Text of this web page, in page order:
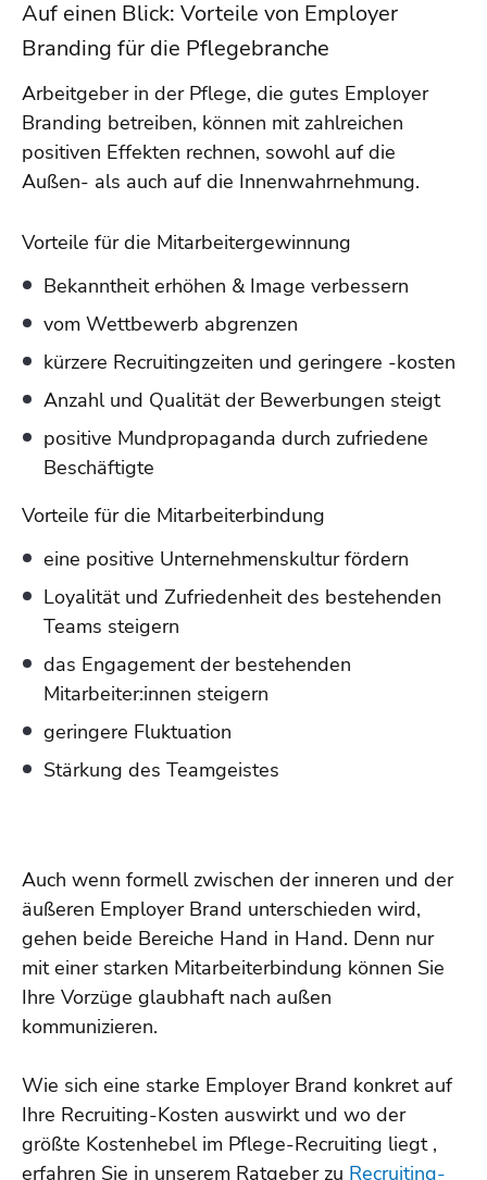
Auf einen Blick: Vorteile von Employer
Branding für die Pflegebranche
Arbeitgeber in der Pflege, die gutes Employer
Branding betreiben, können mit zahlreichen
positiven Effekten rechnen, sowohl auf die
Außen- als auch auf die Innenwahrnehmung.
Vorteile für die Mitarbeitergewinnung
Bekanntheit erhöhen & Image verbessern
vom Wettbewerb abgrenzen
kürzere Recruitingzeiten und geringere -kosten
Anzahl und Qualität der Bewerbungen steigt
positive Mundpropaganda durch zufriedene
Beschäftigte
Vorteile für die Mitarbeiterbindung
eine positive Unternehmenskultur fördern
Loyalität und Zufriedenheit des bestehenden
Teams steigern
das Engagement der bestehenden
Mitarbeiter:innen steigern
geringere Fluktuation
Stärkung des Teamgeistes
Auch wenn formell zwischen der inneren und der
äußeren Employer Brand unterschieden wird,
gehen beide Bereiche Hand in Hand. Denn nur
mit einer starken Mitarbeiterbindung können Sie
Ihre Vorzüge glaubhaft nach außen
kommunizieren.
Wie sich eine starke Employer Brand konkret auf
Ihre Recruiting-Kosten auswirkt und wo der
größte Kostenhebel im Pflege-Recruiting liegt ,
erfahren Sie in unserem Ratgeber zu Recruiting-